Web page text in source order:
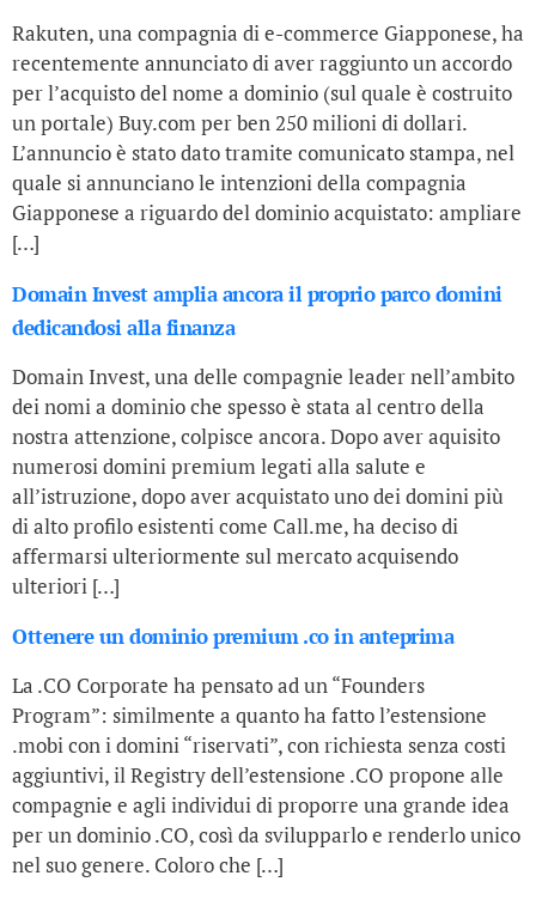
Rakuten, una compagnia di e-commerce Giapponese, ha
recentemente annunciato di aver raggiunto un accordo
per l’acquisto del nome a dominio (sul quale è costruito
un portale) Buy.com per ben 250 milioni di dollari.
L’annuncio è stato dato tramite comunicato stampa, nel
quale si annunciano le intenzioni della compagnia
Giapponese a riguardo del dominio acquistato: ampliare
[…]
Domain Invest amplia ancora il proprio parco domini
dedicandosi alla finanza
Domain Invest, una delle compagnie leader nell’ambito
dei nomi a dominio che spesso è stata al centro della
nostra attenzione, colpisce ancora. Dopo aver aquisito
numerosi domini premium legati alla salute e
all’istruzione, dopo aver acquistato uno dei domini più
di alto profilo esistenti come Call.me, ha deciso di
affermarsi ulteriormente sul mercato acquisendo
ulteriori […]
Ottenere un dominio premium .co in anteprima
La .CO Corporate ha pensato ad un “Founders
Program”: similmente a quanto ha fatto l’estensione
.mobi con i domini “riservati”, con richiesta senza costi
aggiuntivi, il Registry dell’estensione .CO propone alle
compagnie e agli individui di proporre una grande idea
per un dominio .CO, così da svilupparlo e renderlo unico
nel suo genere. Coloro che […]